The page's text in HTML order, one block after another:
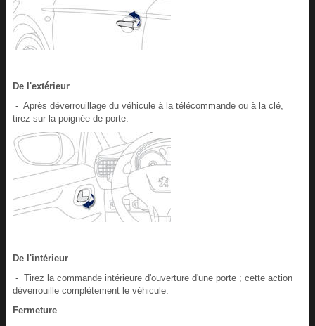
De l'extérieur
- Après déverrouillage du véhicule à la télécommande ou à la clé,
tirez sur la poignée de porte.
De l'intérieur
- Tirez la commande intérieure d'ouverture d'une porte ; cette action
déverrouille complètement le véhicule.
Fermeture